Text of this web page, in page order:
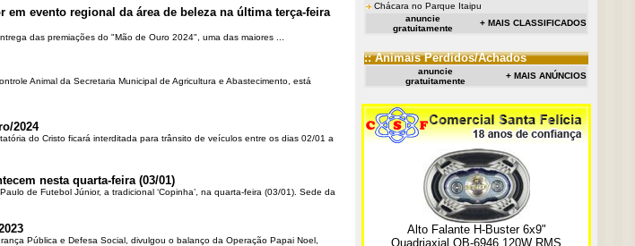
evento regional da área de beleza na última terça-feira
das premiações do "Mão de Ouro 2024", uma das maiores ...
Animal da Secretaria Municipal de Agricultura e Abastecimento, está
2024
do Cristo ficará interditada para trânsito de veículos entre os dias 02/01 a
nesta quarta-feira (03/01)
de Futebol Júnior, a tradicional ‘Copinha’, na quarta-feira (03/01). Sede da
Pública e Defesa Social, divulgou o balanço da Operação Papai Noel,
Chácara no Parque Itaipu
anuncie
gratuitamente
+ MAIS CLASSIFICADOS
:: Animais Perdidos/Achados
anuncie
gratuitamente
+ MAIS ANÚNCIOS